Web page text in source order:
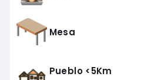
Mesa
Pueblo <5Km